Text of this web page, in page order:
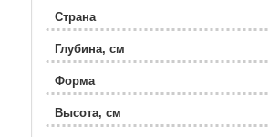
Страна
Глубина, см
Форма
Высота, см